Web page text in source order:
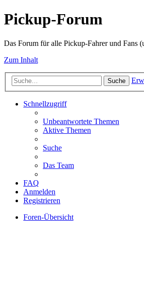
Pickup-Forum
Das Forum für alle Pickup-Fahrer und Fans
Zum Inhalt
Suche
Schnellzugriff
Unbeantwortete Themen
Aktive Themen
Suche
Das Team
FAQ
Anmelden
Registrieren
Foren-Übersicht